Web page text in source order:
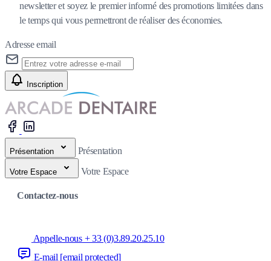
newsletter et soyez le premier informé des promotions limitées dans
le temps qui vous permettront de réaliser des économies.
Adresse email
Inscription
Présentation Présentation
Votre Espace Votre Espace
Contactez-nous
Appelle-nous + 33 (0)3.89.20.25.10
E-mail [email protected]